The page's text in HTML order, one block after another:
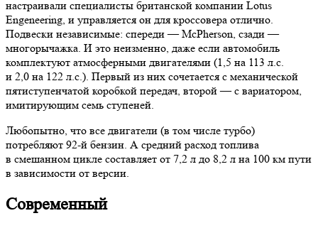
настраивали специалисты британской компании Lotus
Engeneering, и управляется он для кроссовера отлично.
Подвески независимые: спереди — McPherson, сзади —
многорычажка. И это неизменно, даже если автомобиль
комплектуют атмосферными двигателями (1,5 на 113 л.с.
и 2,0 на 122 л.с.). Первый из них сочетается с механической
пятиступенчатой коробкой передач, второй — с вариатором,
имитирующим семь ступеней.
Любопытно, что все двигатели (в том числе турбо)
потребляют 92-й бензин. А средний расход топлива
в смешанном цикле составляет от 7,2 л до 8,2 л на 100 км пути
в зависимости от версии.
Современный